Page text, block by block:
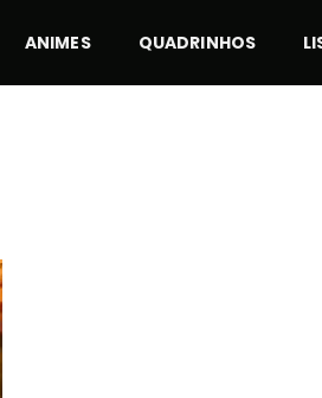
ANIMES QUADRINHOS